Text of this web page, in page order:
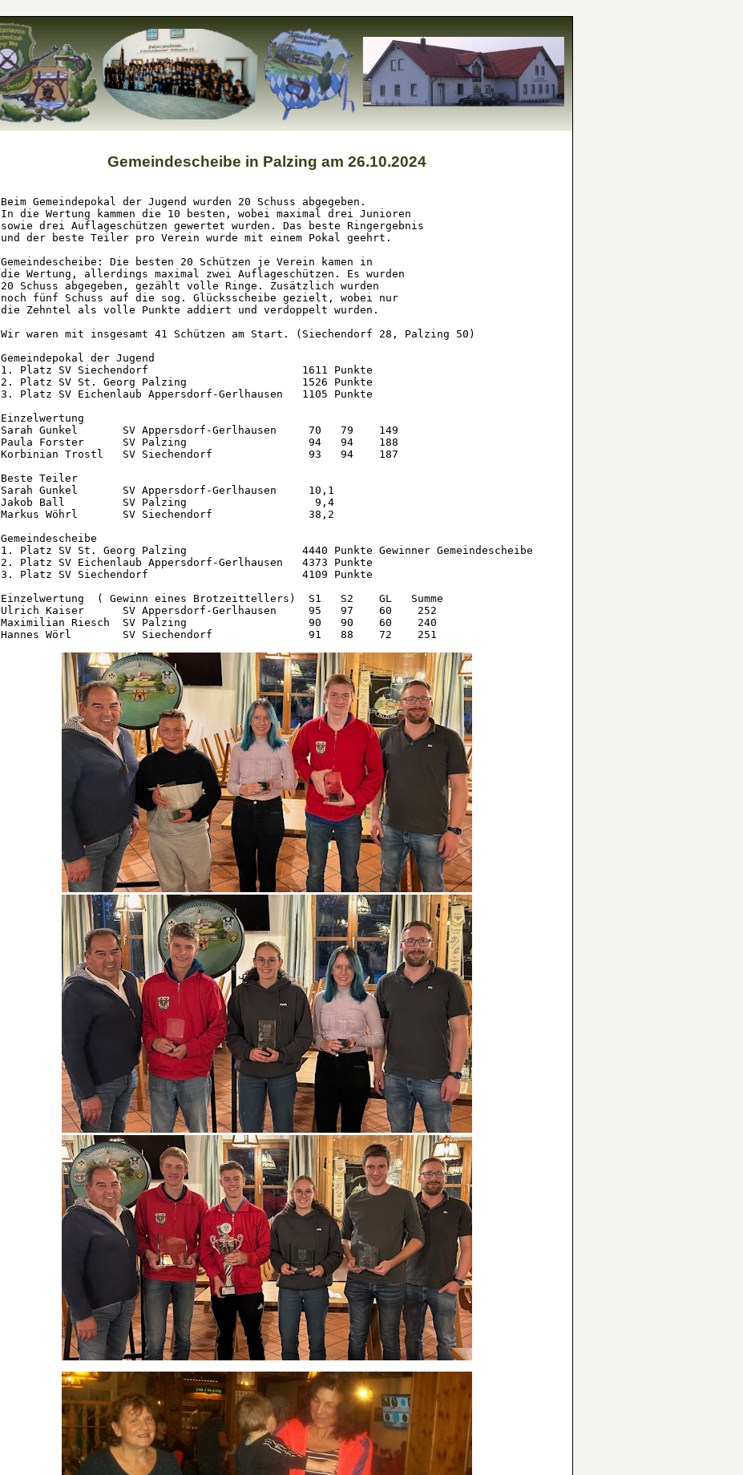
Gemeindescheibe in Palzing am 26.10.2024
Beim Gemeindepokal der Jugend wurden 20 Schuss abgegeben.
In die Wertung kammen die 10 besten, wobei maximal drei Junioren
sowie drei Auflageschützen gewertet wurden. Das beste Ringergebnis
und der beste Teiler pro Verein wurde mit einem Pokal geehrt.
Gemeindescheibe: Die besten 20 Schützen je Verein kamen in
die Wertung, allerdings maximal zwei Auflageschützen. Es wurden
20 Schuss abgegeben, gezählt volle Ringe. Zusätzlich wurden
noch fünf Schuss auf die sog. Glücksscheibe gezielt, wobei nur
die Zehntel als volle Punkte addiert und verdoppelt wurden.
Wir waren mit insgesamt 41 Schützen am Start. (Siechendorf 28, Palzing 50)
Gemeindepokal der Jugend
1. Platz SV Siechendorf                        1611 Punkte
2. Platz SV St. Georg Palzing                  1526 Punkte
3. Platz SV Eichenlaub Appersdorf-Gerlhausen   1105 Punkte
Einzelwertung
Sarah Gunkel       SV Appersdorf-Gerlhausen     70   79    149
Paula Forster      SV Palzing                   94   94    188
Korbinian Trostl   SV Siechendorf               93   94    187
Beste Teiler
Sarah Gunkel       SV Appersdorf-Gerlhausen     10,1
Jakob Ball         SV Palzing                    9,4
Markus Wöhrl       SV Siechendorf               38,2
Gemeindescheibe
1. Platz SV St. Georg Palzing                  4440 Punkte Gewinner Gemeindescheibe
2. Platz SV Eichenlaub Appersdorf-Gerlhausen   4373 Punkte
3. Platz SV Siechendorf                        4109 Punkte
Einzelwertung  ( Gewinn eines Brotzeittellers)  S1   S2    GL   Summe
Ulrich Kaiser      SV Appersdorf-Gerlhausen     95   97    60    252
Maximilian Riesch  SV Palzing                   90   90    60    240